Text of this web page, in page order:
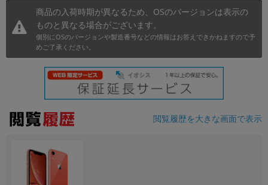
商品の入荷時期が異なるため、OSのバージョンは表示の
ものと異なる場合がございます。
個別にOSのバージョンや製造番号などの情報はお答えできかねますので予
めご了承ください。
閲覧履歴を大きな画面で表示
年 月 まで
各項目のチェックボックスは「or検索」となります。
ただし機能別のみ「and検索」となります。